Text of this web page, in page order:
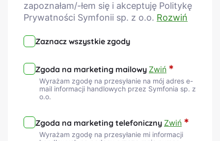
zapoznałam/-łem się i akceptuję Politykę
Prywatności Symfonii sp. z o.o. Rozwiń
wszystkie
zgodyZaznacz wszystkie zgody
Marketing
*
Zgoda na marketing mailowy Zwiń *
Wyrażam zgodę na przesyłanie na mój adres e-
mail informacji handlowych przez Symfonia sp. z
o.o.
Marketing
*
Zgoda na marketing telefoniczny Zwiń *
Wyrażam zgodę na przesyłanie mi informacji